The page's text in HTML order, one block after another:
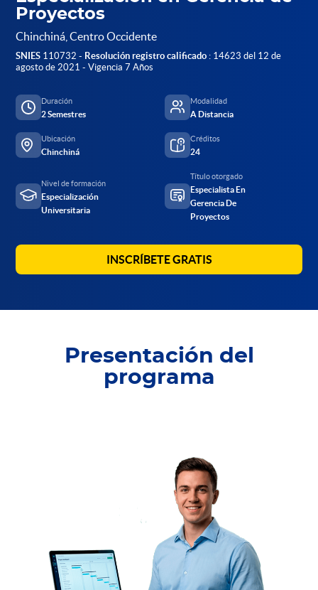
Proyectos
Chinchiná, Centro Occidente
SNIES 110732 - Resolución registro calificado : 14623 del 12 de
agosto de 2021 - Vigencia 7 Años
Duración
2 Semestres
Modalidad
A Distancia
Ubicación
Chinchiná
Créditos
24
Nivel de formación
Especialización
Universitaria
Título otorgado
Especialista En
Gerencia De
Proyectos
INSCRÍBETE GRATIS
Presentación del
programa